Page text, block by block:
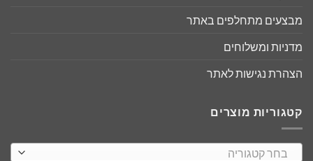
מבצעים מתחלפים באתר
מדניות ומשלוחים
הצהרת נגישות לאתר
קטגוריות מוצרים
בחר קטגוריה